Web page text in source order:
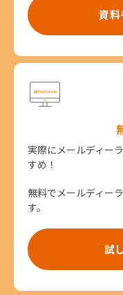
資料
実際にメールディー
すめ！
無料でメールディー
す。
試